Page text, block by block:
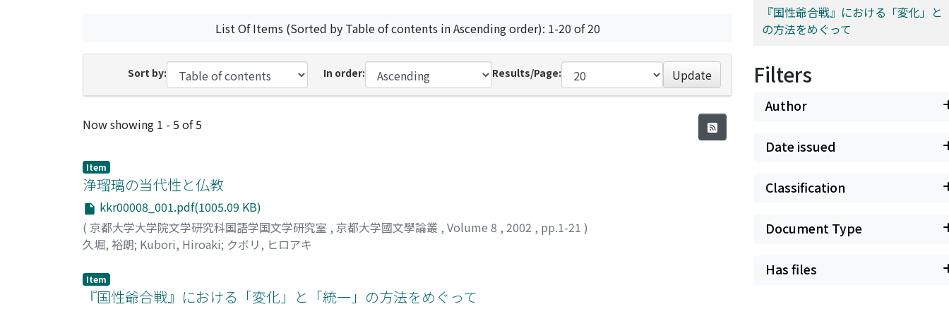
List Of Items (Sorted by Table of contents in Ascending order): 1-20 of 20
Sort by: In order: Results/Page: Update
Recent Submissions
Now showing 1 - 5 of 5
Item
浄瑠璃の当代性と仏教
kkr00008_001.pdf(1005.09 KB)
( 京都大学大学院文学研究科国語学国文学研究室 , 京都大学國文學論叢 , Volume 8 , 2002 , pp.1-21 )
久堀, 裕朗; Kubori, Hiroaki; クボリ, ヒロアキ
Item
『国性爺合戦』における「変化」と「統一」の方法をめぐって
『国性爺合戦』における「変化」と
の方法をめぐって
Filters
Author
Date issued
Classification
Document Type
Has files